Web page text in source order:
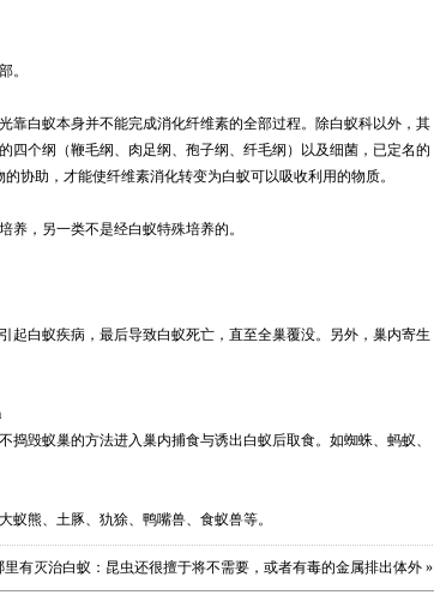
。
靠白蚁本身并不能完成消化纤维素的全部过程。除白蚁科以外，其
四个纲（鞭毛纲、肉足纲、孢子纲、纤毛纲）以及细菌，已定名的
协助，才能使纤维素消化转变为白蚁可以吸收利用的物质。
，另一类不是经白蚁特殊培养的。
起白蚁疾病，最后导致白蚁死亡，直至全巢覆没。另外，巢内寄生
毁蚁巢的方法进入巢内捕食与诱出白蚁后取食。如蜘蛛、蚂蚁、
熊、土豚、犰狳、鸭嘴兽、食蚁兽等。
里有灭治白蚁：昆虫还很擅于将不需要，或者有毒的金属排出体外 »